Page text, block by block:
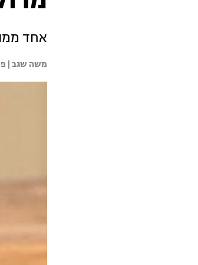
אחד
משה שגב |